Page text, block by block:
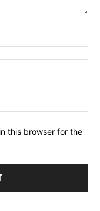
this browser for the